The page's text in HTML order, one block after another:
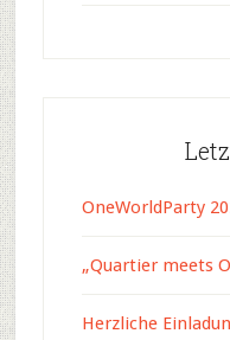
OneWorldParty
„Quartier meets
Herzliche